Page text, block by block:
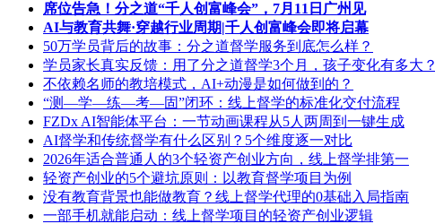
席位告急！分之道“千人创富峰会”，7月11日广州见
AI与教育共舞·穿越行业周期|千人创富峰会即将启幕
50万学员背后的故事：分之道督学服务到底怎么样？
学员家长真实反馈：用了分之道督学3个月，孩子变化有多大？
不依赖名师的教培模式，AI+动漫是如何做到的？
“测—学—练—考—固”闭环：线上督学的标准化交付流程
FZDx AI智能体平台：一节动画课程从5人两周到一键生成
AI督学和传统督学有什么区别？5个维度逐一对比
2026年适合普通人的3个轻资产创业方向，线上督学排第一
轻资产创业的5个避坑原则：以教育督学项目为例
没有教育背景也能做教育？线上督学代理的0基础入局指南
一部手机就能启动：线上督学项目的轻资产创业逻辑